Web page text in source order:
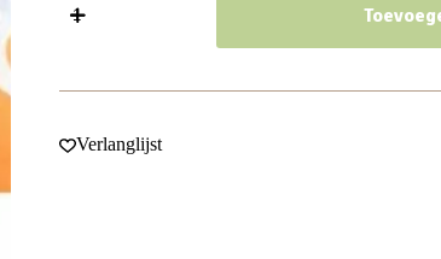
Multifunctioneel
Vlammen
GeelVerlanglijst